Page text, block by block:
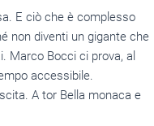
E ciò che è complesso
non diventi un gigante che
Marco Bocci ci prova, al
accessibile.
A tor Bella monaca e